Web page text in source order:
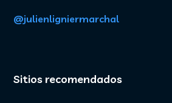
@julienligniermarchal
Sitios recomendados